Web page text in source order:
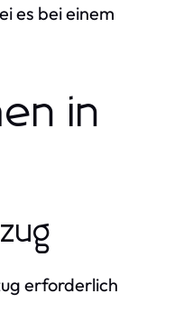
es bei einem
in
erforderlich